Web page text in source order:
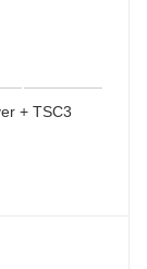
+ TSC3